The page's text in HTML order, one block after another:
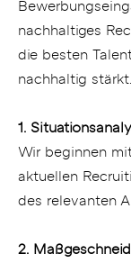
nachhaltiges
die besten
nachhaltig stärkt.
1.
Wir beginnen
aktuellen
des relevanten
2.